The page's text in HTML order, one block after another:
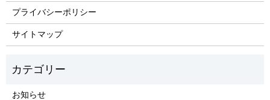
プライバシーポリシー
サイトマップ
お知らせ